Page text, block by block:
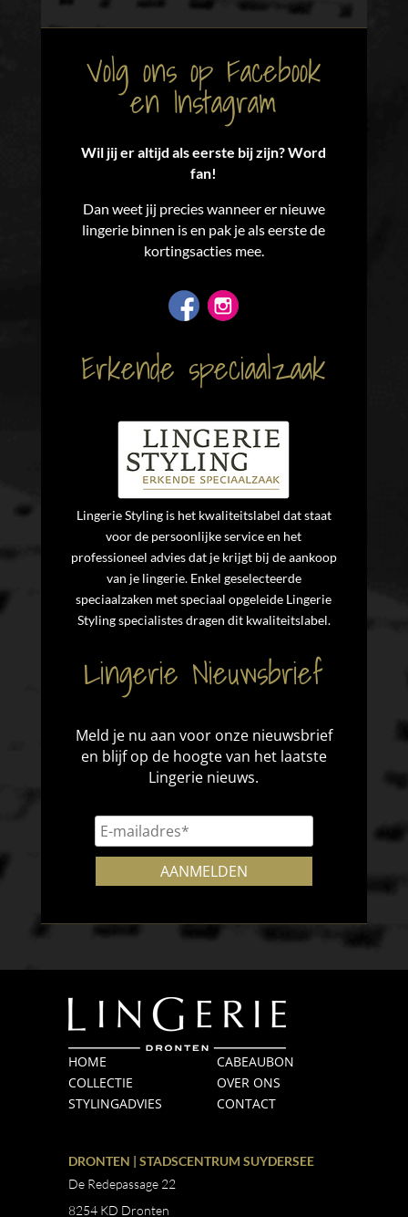
Volg ons op Facebook
en Instagram
Wil jij er altijd als eerste bij zijn? Word
fan!
Dan weet jij precies wanneer er nieuwe
lingerie binnen is en pak je als eerste de
kortingsacties mee.
Erkende speciaalzaak
Lingerie Styling is het kwaliteitslabel dat staat
voor de persoonlijke service en het
professioneel advies dat je krijgt bij de aankoop
van je lingerie. Enkel geselecteerde
speciaalzaken met speciaal opgeleide Lingerie
Styling specialistes dragen dit kwaliteitslabel.
Lingerie Nieuwsbrief
Meld je nu aan voor onze nieuwsbrief
en blijf op de hoogte van het laatste
Lingerie nieuws.
HOME
CABEAUBON
COLLECTIE
OVER ONS
STYLINGADVIES
CONTACT
DRONTEN | STADSCENTRUM SUYDERSEE
De Redepassage 22
8254 KD Dronten